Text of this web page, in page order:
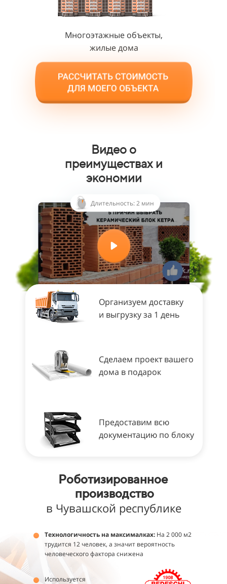
Многоэтажные объекты,
жилые дома
Видео о
преимуществах и
экономии
Длительность: 2 мин
Организуем доставку
и выгрузку за 1 день
Сделаем проект вашего
дома в подарок
Предоставим всю
документацию по блоку
Роботизированное
производство
в Чувашской республике
Технологичность на максималках:На 2 000 м2
трудится 12 человек, а значит вероятность
человеческого фактора снижена
Используется